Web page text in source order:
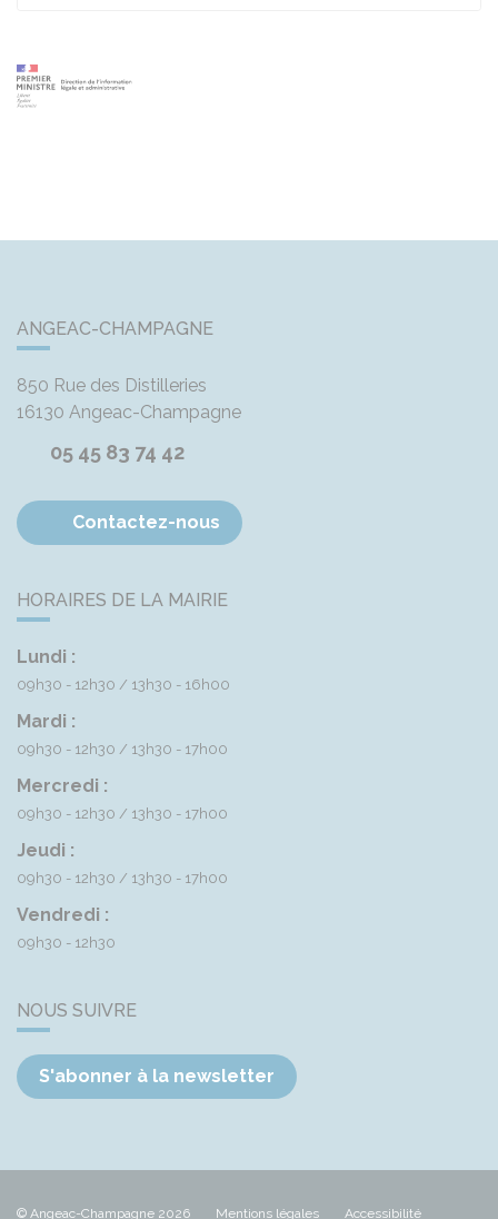
ANGEAC-CHAMPAGNE
850 Rue des Distilleries
16130 Angeac-Champagne
05 45 83 74 42
Contactez-nous
HORAIRES DE LA MAIRIE
Lundi :
09h30 - 12h30 13h30 - 16h00
Mardi :
09h30 - 12h30 13h30 - 17h00
Mercredi :
09h30 - 12h30 13h30 - 17h00
Jeudi :
09h30 - 12h30 13h30 - 17h00
Vendredi :
09h30 - 12h30
NOUS SUIVRE
S'abonner à la newsletter
© Angeac-Champagne 2026 Mentions légales Accessibilité